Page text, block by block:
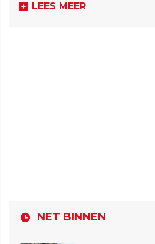
LEES MEER
NET BINNEN